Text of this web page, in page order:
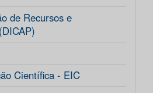
de Recursos e
Científica - EIC